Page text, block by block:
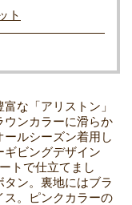
ト
な「アリストン」
ウンカラーに滑らか
ルシーズン着用し
ビングデザイン
トで仕立てまし
ン。裏地にはブラ
ス。ピンクカラーの